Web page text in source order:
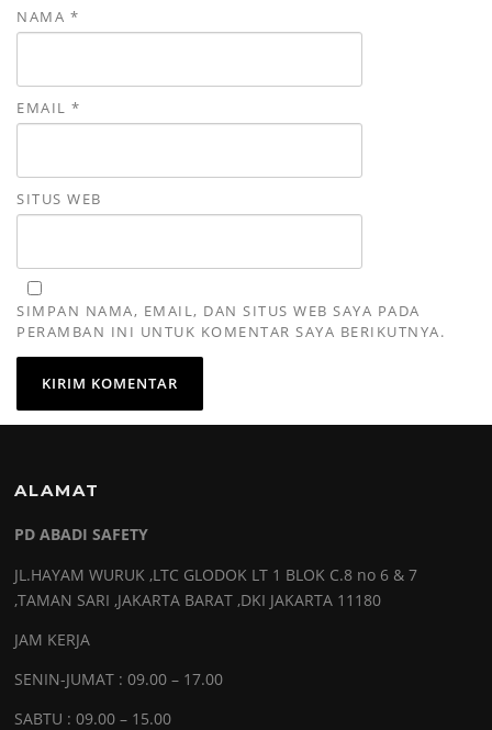
NAMA *
EMAIL *
SITUS WEB
SIMPAN NAMA, EMAIL, DAN SITUS WEB SAYA PADA
PERAMBAN INI UNTUK KOMENTAR SAYA BERIKUTNYA.
ALAMAT
PD ABADI SAFETY
JL.HAYAM WURUK ,LTC GLODOK LT 1 BLOK C.8 no 6 & 7
,TAMAN SARI ,JAKARTA BARAT ,DKI JAKARTA 11180
JAM KERJA
SENIN-JUMAT : 09.00 – 17.00
SABTU : 09.00 – 15.00